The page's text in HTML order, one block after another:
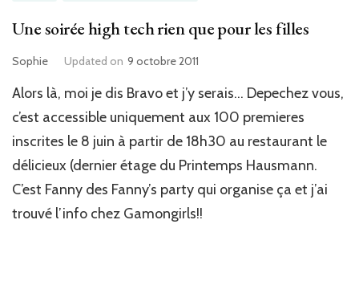
Une soirée high tech rien que pour les filles
Sophie Updated on 9 octobre 2011
Alors là, moi je dis Bravo et j’y serais… Depechez vous,
c’est accessible uniquement aux 100 premieres
inscrites le 8 juin à partir de 18h30 au restaurant le
délicieux (dernier étage du Printemps Hausmann.
C’est Fanny des Fanny’s party qui organise ça et j’ai
trouvé l’info chez Gamongirls!!